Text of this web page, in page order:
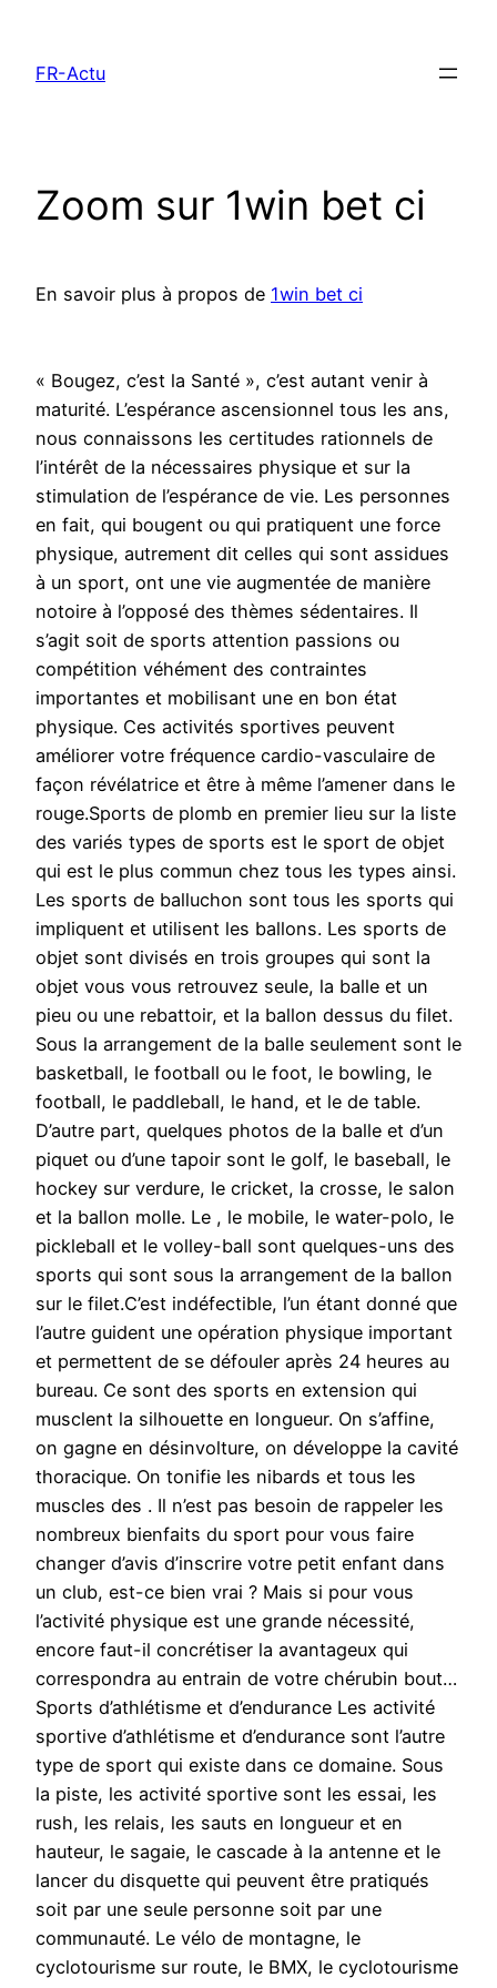
contenu
FR-Actu
Zoom sur 1win bet ci
En savoir plus à propos de 1win bet ci
« Bougez, c’est la Santé », c’est autant venir à
maturité. L’espérance ascensionnel tous les ans,
nous connaissons les certitudes rationnels de
l’intérêt de la nécessaires physique et sur la
stimulation de l’espérance de vie. Les personnes
en fait, qui bougent ou qui pratiquent une force
physique, autrement dit celles qui sont assidues
à un sport, ont une vie augmentée de manière
notoire à l’opposé des thèmes sédentaires. Il
s’agit soit de sports attention passions ou
compétition véhément des contraintes
importantes et mobilisant une en bon état
physique. Ces activités sportives peuvent
améliorer votre fréquence cardio-vasculaire de
façon révélatrice et être à même l’amener dans le
rouge.Sports de plomb en premier lieu sur la liste
des variés types de sports est le sport de objet
qui est le plus commun chez tous les types ainsi.
Les sports de balluchon sont tous les sports qui
impliquent et utilisent les ballons. Les sports de
objet sont divisés en trois groupes qui sont la
objet vous vous retrouvez seule, la balle et un
pieu ou une rebattoir, et la ballon dessus du filet.
Sous la arrangement de la balle seulement sont le
basketball, le football ou le foot, le bowling, le
football, le paddleball, le hand, et le de table.
D’autre part, quelques photos de la balle et d’un
piquet ou d’une tapoir sont le golf, le baseball, le
hockey sur verdure, le cricket, la crosse, le salon
et la ballon molle. Le , le mobile, le water-polo, le
pickleball et le volley-ball sont quelques-uns des
sports qui sont sous la arrangement de la ballon
sur le filet.C’est indéfectible, l’un étant donné que
l’autre guident une opération physique important
et permettent de se défouler après 24 heures au
bureau. Ce sont des sports en extension qui
musclent la silhouette en longueur. On s’affine,
on gagne en désinvolture, on développe la cavité
thoracique. On tonifie les nibards et tous les
muscles des . Il n’est pas besoin de rappeler les
nombreux bienfaits du sport pour vous faire
changer d’avis d’inscrire votre petit enfant dans
un club, est-ce bien vrai ? Mais si pour vous
l’activité physique est une grande nécessité,
encore faut-il concrétiser la avantageux qui
correspondra au entrain de votre chérubin bout…
Sports d’athlétisme et d’endurance Les activité
sportive d’athlétisme et d’endurance sont l’autre
type de sport qui existe dans ce domaine. Sous
la piste, les activité sportive sont les essai, les
rush, les relais, les sauts en longueur et en
hauteur, le sagaie, le cascade à la antenne et le
lancer du disquette qui peuvent être pratiqués
soit par une seule personne soit par une
communauté. Le vélo de montagne, le
cyclotourisme sur route, le BMX, le cyclotourisme